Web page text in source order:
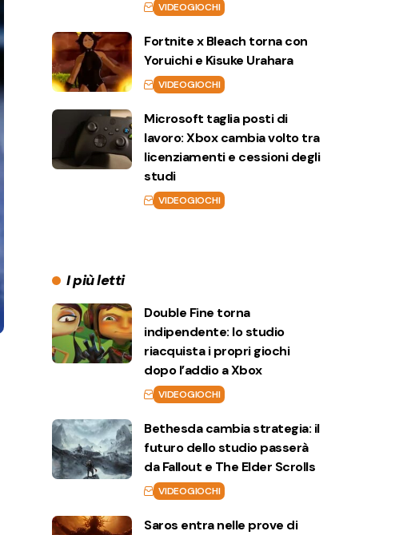
VIDEOGIOCHI
Fortnite x Bleach torna con
Yoruichi e Kisuke Urahara
VIDEOGIOCHI
Microsoft taglia posti di
lavoro: Xbox cambia volto tra
licenziamenti e cessioni degli
studi
VIDEOGIOCHI
I più letti
Double Fine torna
indipendente: lo studio
riacquista i propri giochi
dopo l’addio a Xbox
VIDEOGIOCHI
Bethesda cambia strategia: il
futuro dello studio passerà
da Fallout e The Elder Scrolls
VIDEOGIOCHI
Saros entra nelle prove di